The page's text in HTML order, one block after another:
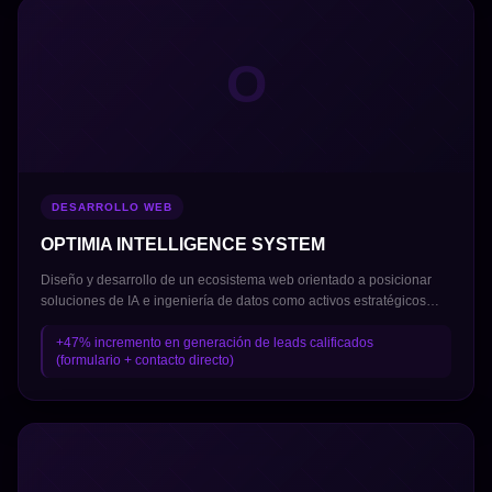
O
DESARROLLO WEB
OPTIMIA INTELLIGENCE SYSTEM
Diseño y desarrollo de un ecosistema web orientado a posicionar
soluciones de IA e ingeniería de datos como activos estratégicos
para empresas en México y LATAM. Se estructuró una arquitectura
enfocada en claridad técnica-comercial, facilitando la comprensión
de servicios complejos (automatización, data engineering, analytics)
experiencia prioriza narrativa de valor, autoridad tecnológica y
conversión B2B.
+47% incremento en generación de leads calificados
(formulario + contacto directo)